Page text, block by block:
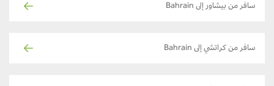
سافر من بيشاور إلى Bahrain
سافر من كراتشي إلى Bahrain